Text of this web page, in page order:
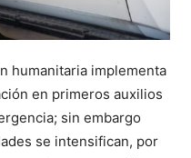
humanitaria implementa
en primeros auxilios
sin embargo
se intensifican, por